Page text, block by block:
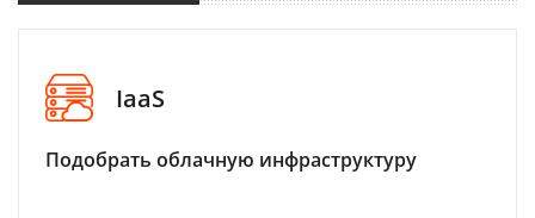
IaaS
Подобрать облачную инфраструктуру